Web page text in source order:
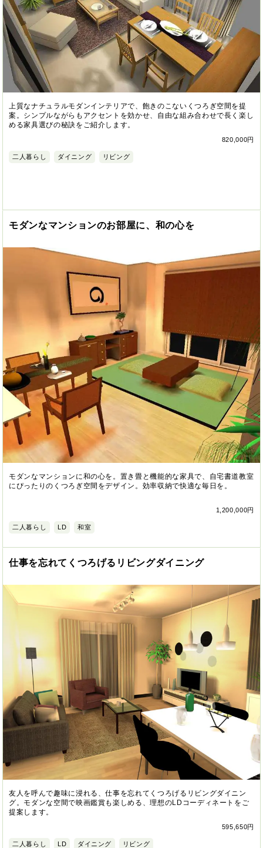
上質なナチュラルモダンインテリアで、飽きのこないくつろぎ空間を提
案。シンプルながらもアクセントを効かせ、自由な組み合わせで長く楽し
める家具選びの秘訣をご紹介します。
820,000円
二人暮らし ダイニング リビング
モダンなマンションのお部屋に、和の心を
モダンなマンションに和の心を。置き畳と機能的な家具で、自宅書道教室
にぴったりのくつろぎ空間をデザイン。効率収納で快適な毎日を。
1,200,000円
二人暮らし LD 和室
仕事を忘れてくつろげるリビングダイニング
友人を呼んで趣味に浸れる、仕事を忘れてくつろげるリビングダイニン
グ。モダンな空間で映画鑑賞も楽しめる、理想のLDコーディネートをご
提案します。
595,650円
二人暮らし LD ダイニング リビング